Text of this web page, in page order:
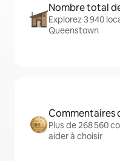
Nombre total
Explorez 3 940
Queenstown
Commentaires
Plus de 268 560
aider à choisir